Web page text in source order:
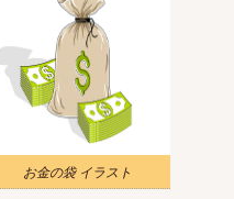
お金の袋 イラスト